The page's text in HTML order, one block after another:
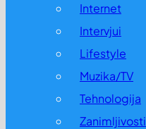
Internet
Intervjui
Lifestyle
Muzika/TV
Tehnologija
Zanimljivosti